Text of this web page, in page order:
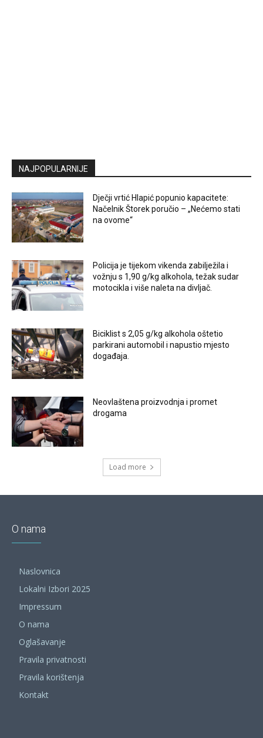
NAJPOPULARNIJE
Dječji vrtić Hlapić popunio kapacitete:
Načelnik Štorek poručio – „Nećemo stati
na ovome“
Policija je tijekom vikenda zabilježila i
vožnju s 1,90 g/kg alkohola, težak sudar
motocikla i više naleta na divljač.
Biciklist s 2,05 g/kg alkohola oštetio
parkirani automobil i napustio mjesto
događaja.
Neovlaštena proizvodnja i promet
drogama
Load more
O nama
Naslovnica
Lokalni Izbori 2025
Impressum
O nama
Oglašavanje
Pravila privatnosti
Pravila korištenja
Kontakt